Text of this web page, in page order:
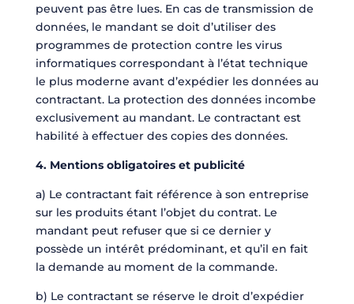
peuvent pas être lues. En cas de transmission de
données, le mandant se doit d’utiliser des
programmes de protection contre les virus
informatiques correspondant à l’état technique
le plus moderne avant d’expédier les données au
contractant. La protection des données incombe
exclusivement au mandant. Le contractant est
habilité à effectuer des copies des données.
4. Mentions obligatoires et publicité
a) Le contractant fait référence à son entreprise
sur les produits étant l’objet du contrat. Le
mandant peut refuser que si ce dernier y
possède un intérêt prédominant, et qu’il en fait
la demande au moment de la commande.
b) Le contractant se réserve le droit d’expédier